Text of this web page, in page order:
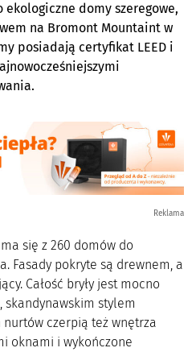
ekologiczne domy szeregowe,
na Bromont Mountaint w
posiadają certyfikat LEED i
Reklama
się z 260 domów do
Fasady pokryte są drewnem, a
Całość bryły jest mocno
skandynawskim stylem
czerpią też wnętrza
oknami i wykończone